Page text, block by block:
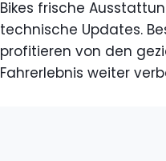
Bikes frische
technische Updates.
profitieren von den
Fahrerlebnis weiter